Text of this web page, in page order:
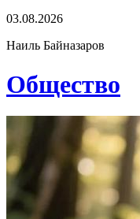
03.08.2026
Наиль Байназаров
Общество